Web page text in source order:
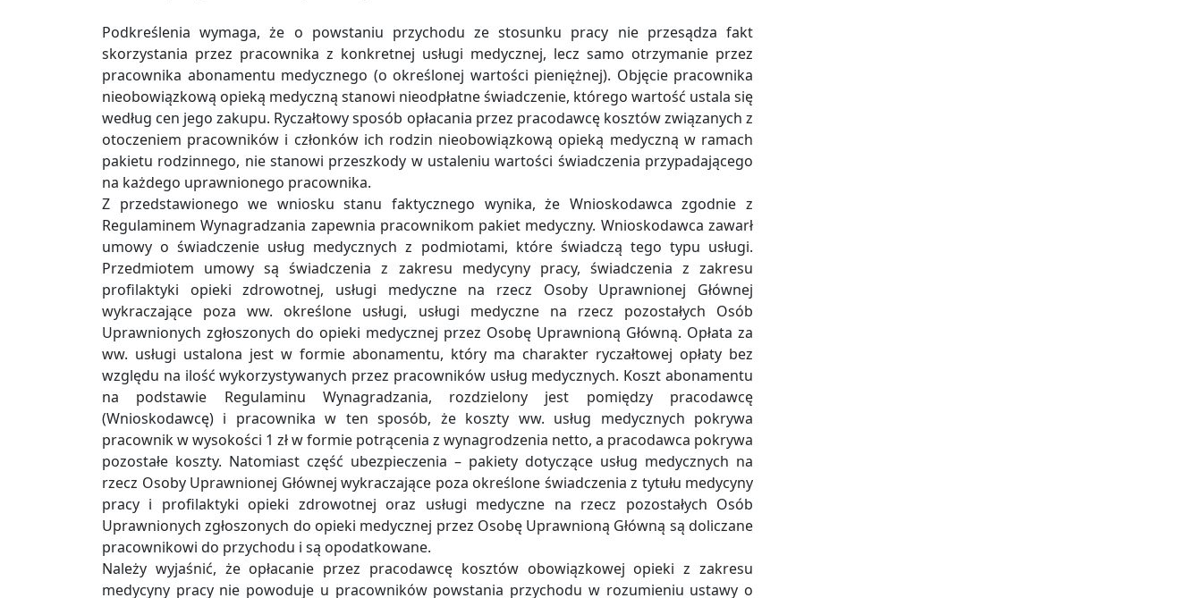
Podkreślenia wymaga, że o powstaniu przychodu ze stosunku pracy nie przesądza fakt
skorzystania przez pracownika z konkretnej usługi medycznej, lecz samo otrzymanie przez
pracownika abonamentu medycznego (o określonej wartości pieniężnej). Objęcie pracownika
nieobowiązkową opieką medyczną stanowi nieodpłatne świadczenie, którego wartość ustala się
według cen jego zakupu. Ryczałtowy sposób opłacania przez pracodawcę kosztów związanych z
otoczeniem pracowników i członków ich rodzin nieobowiązkową opieką medyczną w ramach
pakietu rodzinnego, nie stanowi przeszkody w ustaleniu wartości świadczenia przypadającego
na każdego uprawnionego pracownika.
Z przedstawionego we wniosku stanu faktycznego wynika, że Wnioskodawca zgodnie z
Regulaminem Wynagradzania zapewnia pracownikom pakiet medyczny. Wnioskodawca zawarł
umowy o świadczenie usług medycznych z podmiotami, które świadczą tego typu usługi.
Przedmiotem umowy są świadczenia z zakresu medycyny pracy, świadczenia z zakresu
profilaktyki opieki zdrowotnej, usługi medyczne na rzecz Osoby Uprawnionej Głównej
wykraczające poza ww. określone usługi, usługi medyczne na rzecz pozostałych Osób
Uprawnionych zgłoszonych do opieki medycznej przez Osobę Uprawnioną Główną. Opłata za
ww. usługi ustalona jest w formie abonamentu, który ma charakter ryczałtowej opłaty bez
względu na ilość wykorzystywanych przez pracowników usług medycznych. Koszt abonamentu
na podstawie Regulaminu Wynagradzania, rozdzielony jest pomiędzy pracodawcę
(Wnioskodawcę) i pracownika w ten sposób, że koszty ww. usług medycznych pokrywa
pracownik w wysokości 1 zł w formie potrącenia z wynagrodzenia netto, a pracodawca pokrywa
pozostałe koszty. Natomiast część ubezpieczenia – pakiety dotyczące usług medycznych na
rzecz Osoby Uprawnionej Głównej wykraczające poza określone świadczenia z tytułu medycyny
pracy i profilaktyki opieki zdrowotnej oraz usługi medyczne na rzecz pozostałych Osób
Uprawnionych zgłoszonych do opieki medycznej przez Osobę Uprawnioną Główną są doliczane
pracownikowi do przychodu i są opodatkowane.
Należy wyjaśnić, że opłacanie przez pracodawcę kosztów obowiązkowej opieki z zakresu
medycyny pracy nie powoduje u pracowników powstania przychodu w rozumieniu ustawy o